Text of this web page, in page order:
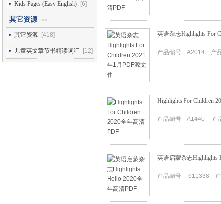
Kids Pages (Easy English) [6]
其它资源 >>
其它资源 [418]
儿童英文章节书精读词汇 [12]
英语杂志Highlights For
产品编号：A2014 产
Highlights For Children
产品编号：A1440 产
英语启蒙杂志Highlights
产品编号： 611338